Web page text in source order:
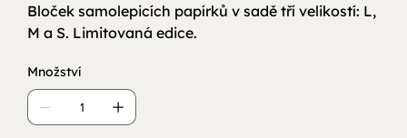
Bloček samolepicích papírků v sadě tří velikostí: L,
M a S. Limitovaná edice.
Množství